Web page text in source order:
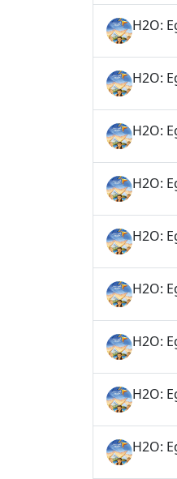
H2O:
H2O:
H2O:
H2O:
H2O:
H2O:
H2O:
H2O:
H2O: